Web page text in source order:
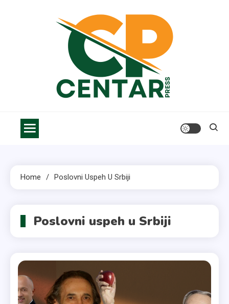
Home Poslovni Uspeh U Srbiji
Poslovni uspeh u Srbiji